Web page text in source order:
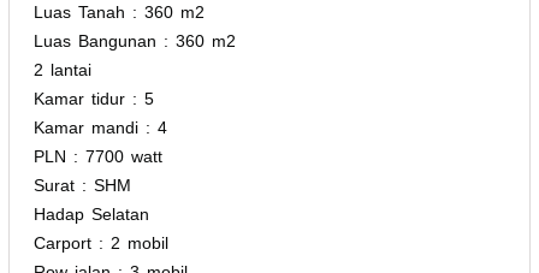
Luas Tanah : 360 m2
Luas Bangunan : 360 m2
2 lantai
Kamar tidur : 5
Kamar mandi : 4
PLN : 7700 watt
Surat : SHM
Hadap Selatan
Carport : 2 mobil